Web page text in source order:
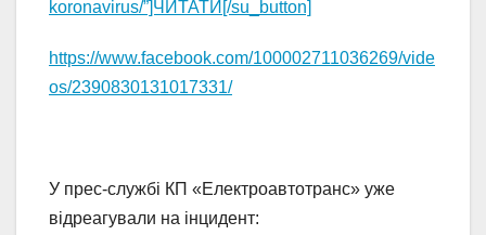
koronavirus/”]ЧИТАТИ[/su_button]
https://www.facebook.com/100002711036269/vide
os/2390830131017331/
У прес-службі КП «Електроавтотранс» уже
відреагували на інцидент: